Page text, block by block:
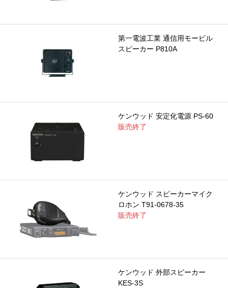
第一電波工業 通信用モービル
スピーカー P810A
ケンウッド 安定化電源 PS-60
販売終了
ケンウッド スピーカーマイク
ロホン T91-0678-35
販売終了
ケンウッド 外部スピーカー
KES-3S